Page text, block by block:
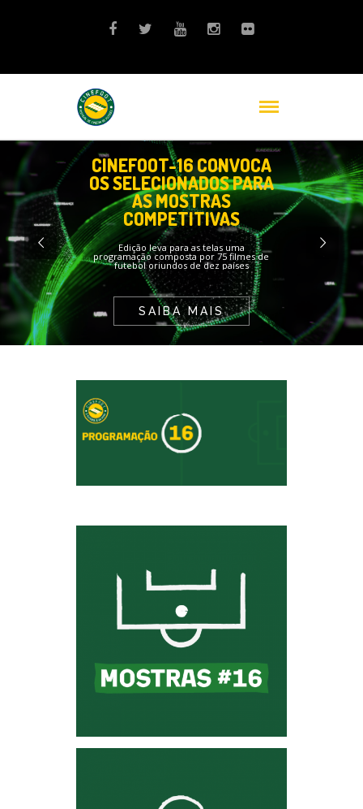
SAIBA MAIS
CINEFOOT-16 CONVOCA
OS SELECIONADOS PARA
AS MOSTRAS
COMPETITIVAS
Edição leva para as telas uma
programação composta por 75 filmes de
futebol oriundos de dez países